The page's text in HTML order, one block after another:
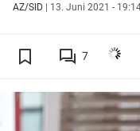
AZ/SID | 13. Juni 2021 -
7